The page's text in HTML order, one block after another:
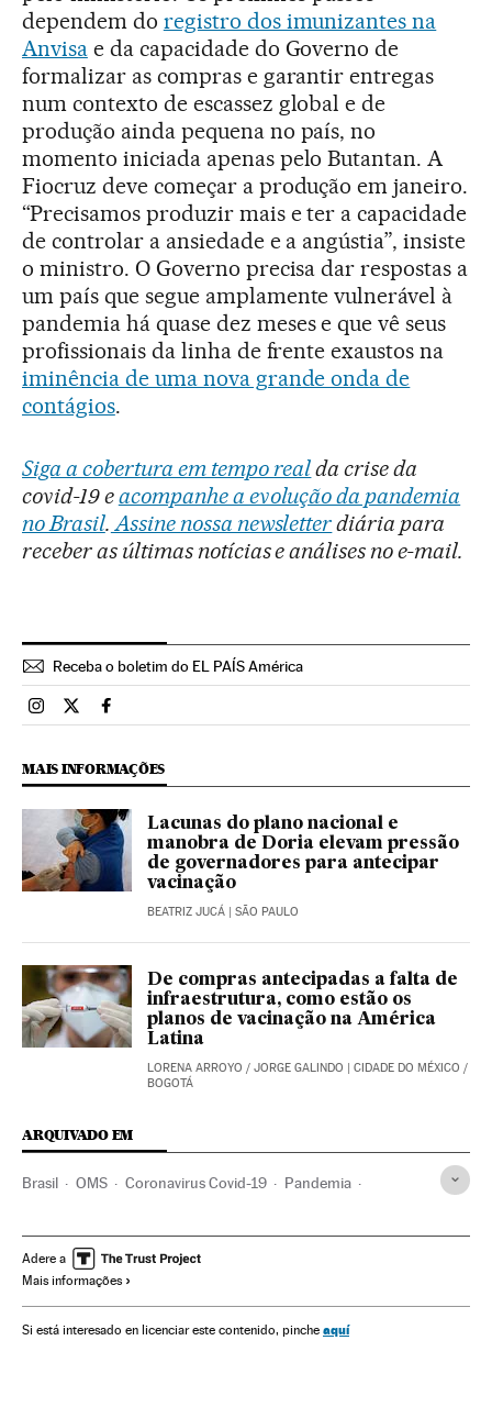
dependem do registro dos imunizantes na
Anvisae da capacidade do Governo de
formalizar as compras e garantir entregas
num contexto de escassez global e de
produção ainda pequena no país, no
momento iniciada apenas pelo Butantan. A
Fiocruz deve começar a produção em janeiro.
“Precisamos produzir mais e ter a capacidade
de controlar a ansiedade e a angústia”, insiste
o ministro. O Governo precisa dar respostas a
um país que segue amplamente vulnerável à
pandemia há quase dez meses e que vê seus
profissionais da linha de frente exaustos na
iminência de uma nova grande onda de
contágios.
Siga a cobertura em tempo realda crise da
covid-19 eacompanhe a evolução da pandemia
no Brasil. Assine nossa newsletterdiária para
receber as últimas notícias e análises no e-mail.
Receba o boletim do EL PAÍS América
Brasil El País Brasil en Instagram
Brasil El País Brasil en Twitter
Brasil El País Brasil en Facebook
MAIS INFORMAÇÕES
Lacunas do plano nacional e
manobra de Doria elevam pressão
de governadores para antecipar
vacinação
BEATRIZ JUCÁ | SÃO PAULO
De compras antecipadas a falta de
infraestrutura, como estão os
planos de vacinação na América
Latina
LORENA ARROYO / JORGE GALINDO | CIDADE DO MÉXICO /
BOGOTÁ
ARQUIVADO EM
Brasil OMS Coronavirus Covid-19 Pandemia
Ministério Saúde Vacinação
Eduardo Pazuello
Adere a
Mais informações
Si está interesado en licenciar este contenido, pinche aquí